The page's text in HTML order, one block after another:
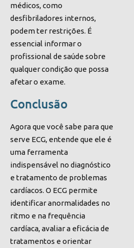
médicos, como
desfibriladores internos,
podem ter restrições. É
essencial informar o
profissional de saúde sobre
qualquer condição que possa
afetar o exame.
Conclusão
Agora que você sabe para que
serve ECG, entende que ele é
uma ferramenta
indispensável no diagnóstico
e tratamento de problemas
cardíacos. O ECG permite
identificar anormalidades no
ritmo e na frequência
cardíaca, avaliar a eficácia de
tratamentos e orientar